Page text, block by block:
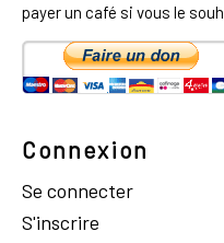
payer un café si vous le
Connexion
Se connecter
S'inscrire